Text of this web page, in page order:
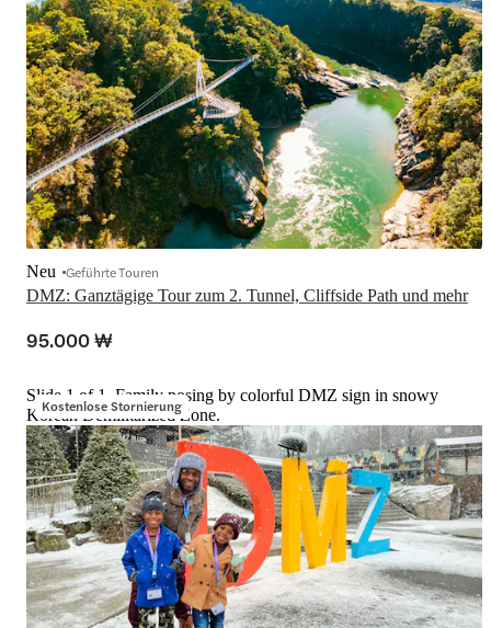
Neu Geführte Touren
95.000 ₩
Kostenlose Stornierung
Slide 1 of 1, Family posing by colorful DMZ sign in snowy
Korean Demilitarized Zone.